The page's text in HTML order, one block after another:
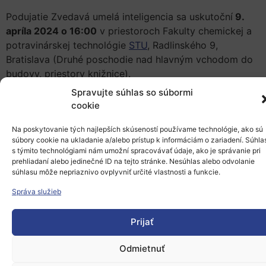
Spravujte súhlas so súbormi
cookie
Na poskytovanie tých najlepších skúseností používame technológie, ako sú
súbory cookie na ukladanie a/alebo prístup k informáciám o zariadení.
s týmito technológiami nám umožní spracovávať údaje, ako je správanie pri
prehliadaní alebo jedinečné ID na tejto stránke. Nesúhlas alebo odvolanie
súhlasu môže nepriaznivo ovplyvniť určité vlastnosti a funkcie.
Správa služieb
Prijať
Odmietnuť
Podujatie Zvedavá umelá inteligencia sa uskutoční 9.
apríla 2024 o 16:00 v priestoroch Fakulty chemickej a
potravinárskej technológie STU, Radlinského 9,
Bratislava (Druhé poschodie nad hlavným vchodom do
budovy, priestory knižnice).
Na podujatie je potrebnáregistrácia.
Prednášajúci
Mgr. Matej Pecháč,Fakulta matematiky, fyziky a